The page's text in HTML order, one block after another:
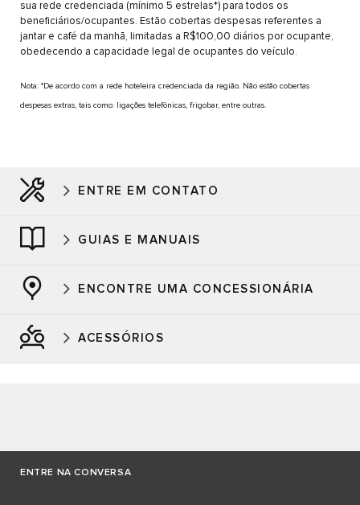
sua rede credenciada (mínimo 5 estrelas*) para todos os
beneficiários/ocupantes. Estão cobertas despesas referentes a
jantar e café da manhã, limitadas a R$100,00 diários por ocupante,
obedecendo a capacidade legal de ocupantes do veículo.
Nota: *De acordo com a rede hoteleira credenciada da região. Não estão cobertas
despesas extras, tais como: ligações telefônicas, frigobar, entre outras.
ENTRE EM CONTATO
GUIAS E MANUAIS
ENCONTRE UMA CONCESSIONÁRIA
ACESSÓRIOS
ENTRE NA CONVERSA